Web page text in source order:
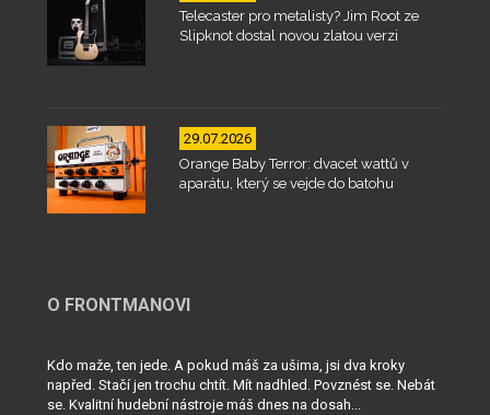
Telecaster pro metalisty? Jim Root ze
Slipknot dostal novou zlatou verzi
29.07.2026
Orange Baby Terror: dvacet wattů v
aparátu, který se vejde do batohu
O FRONTMANOVI
Kdo maže, ten jede. A pokud máš za ušima, jsi dva kroky
napřed. Stačí jen trochu chtít. Mít nadhled. Povznést se. Nebát
se. Kvalitní hudební nástroje máš dnes na dosah...